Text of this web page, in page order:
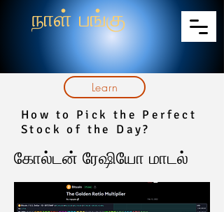
நாள் பங்கு
How to Pick the Perfect
Stock of the Day?
Learn
கோல்டன் ரேஷியோ மாடல்